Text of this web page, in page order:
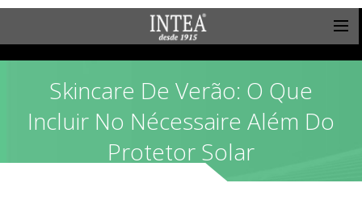
Skincare De Verão: O Que
Incluir No Nécessaire Além Do
Protetor Solar